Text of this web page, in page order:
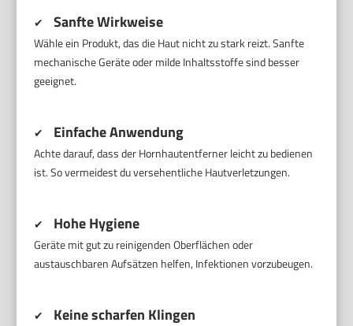
✔ Sanfte Wirkweise
Wähle ein Produkt, das die Haut nicht zu stark reizt. Sanfte
mechanische Geräte oder milde Inhaltsstoffe sind besser
geeignet.
✔ Einfache Anwendung
Achte darauf, dass der Hornhautentferner leicht zu bedienen
ist. So vermeidest du versehentliche Hautverletzungen.
✔ Hohe Hygiene
Geräte mit gut zu reinigenden Oberflächen oder
austauschbaren Aufsätzen helfen, Infektionen vorzubeugen.
✔ Keine scharfen Klingen